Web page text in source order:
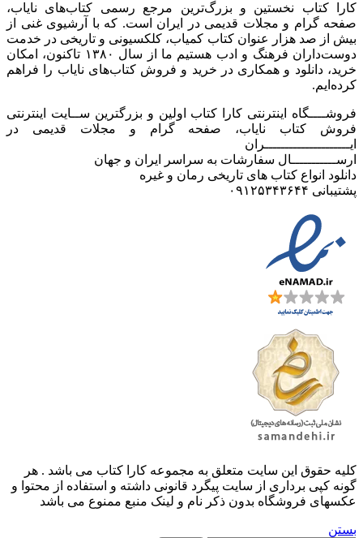
کارا کتاب نخستین و بزرگ‌ترین مرجع رسمی کتاب‌های نایاب،
صفحه گرام و مجلات قدیمی در ایران است. که با آرشیوی غنی از
بیش از صد هزار عنوان کتاب کمیاب، کلکسیونی و تاریخی در خدمت
دوست‌داران فرهنگ و ادب هستیم ما از سال ۱۳۸۰ تاکنون، امکان
خرید، دانلود و همکاری در خرید و فروش کتاب‌های نایاب را فراهم
کرده‌ایم.
فروشــــگاه اینترنتی کارا کتاب اولین و بزرگترین ســایت اینترنتی
فروش کتاب نایاب، صفحه گرام و مجلات قدیمی در
ایـــــــــــــــــــــران
ارســـــــــــال سفارشات به سراسر ایران و جهان
دانلود انواع کتاب های تاریخی رمان و غیره
پشتیبانی ۰۹۱۲۵۳۴۳۶۴۴
کليه حقوق اين سايت متعلق به مجموعه کارا کتاب می باشد . هر
گونه کپی برداری از سایت پیگرد قانونی داشته و استفاده از محتوا و
عکسهای فروشگاه بدون ذکر نام و لینک منبع ممنوع می باشد
بستن